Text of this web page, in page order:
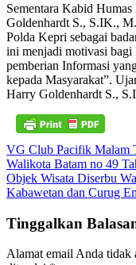
Sementara Kabid
Goldenhardt S., S.IK.,
Polda Kepri sebagai
ini menjadi motivasi
pemberian Informasi
kepada Masyarakat”.
Harry Goldenhardt S.,
Navigasi
pos
VG Club Pacifik Malam
Walikota Batam no 49
Objek Wisata Diserbu
Kabawetan dan Curug
Tinggalkan
Alamat email Anda tidak